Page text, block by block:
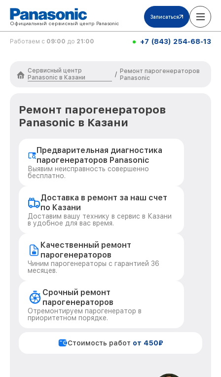
Официальный сервисный центр Panasonic
Записаться
Работаем с 09:00 до 21:00 +7 (843) 254-68-13
Сервисный центр
Panasonic в Казани
/ Ремонт парогенераторов
Panasonic
Ремонт парогенераторов
Panasonic в Казани
Предварительная диагностика
парогенераторов Panasonic
Выявим неисправность совершенно
бесплатно.
Доставка в ремонт за наш счет
по Казани
Доставим вашу технику в сервис в Казани
в удобное для вас время.
Качественный ремонт
парогенераторов
Чиним парогенераторы с гарантией 36
месяцев.
Срочный ремонт
парогенераторов
Отремонтируем парогенератор в
приоритетном порядке.
Стоимость работ от 450₽